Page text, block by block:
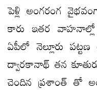
పెళ్లి అంగరంగ
కారు ఇతర వాహనాల్లో
ఏపీలో నెల్లూరు పట్టణ
ద్వారకానాథ్ తన
చెందిన ప్రశాంత్ తో